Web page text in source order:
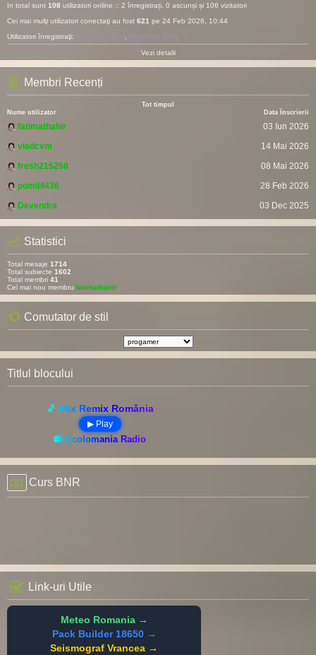
In total sunt 108 utilizatori online :: 2 înregistrați, 0 ascunși și 106 vizitatori
Cei mai mulţi utilizatori conectaţi au fost 621 pe 24 Feb 2026, 10:44
Utilizatori înregistraţi: Baidu [Spider] Semrush [Bot]
Vezi detalii
Membri Recenți
Tot timpul
Nume utilizator
Data Înscrierii
fatimathahir
03 Iun 2026
vladcvm
14 Mai 2026
fresh215250
08 Mai 2026
pomitil436
28 Feb 2026
Devendra
03 Dec 2025
Statistici
Total mesaje 1714
Total subiecte 1602
Total membri 41
Cel mai nou membru fatimathahir
Comutator de stil
Titlul blocului
🎵 Mix Remix România
▶ Play
📻 Ecolomania Radio
Curs BNR
Link-uri Utile
Meteo Romania →
Pack Builder 18650 →
Seismograf Vrancea →